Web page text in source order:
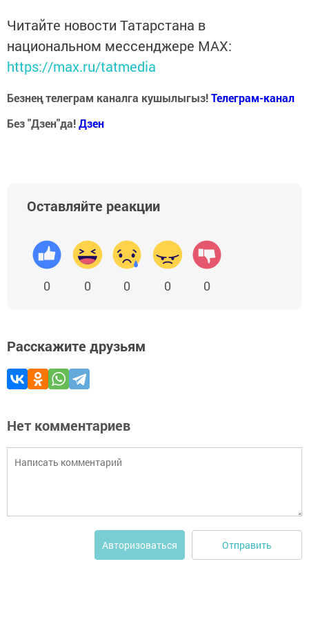
Читайте новости Татарстана в
национальном мессенджере MАХ:
https://max.ru/tatmedia
Безнең телеграм каналга кушылыгыз!Телеграм-канал
Без "Дзен"да!Дзен
Оставляйте реакции
0 0 0 0 0
Расскажите друзьям
Нет комментариев
Авторизоваться Отправить